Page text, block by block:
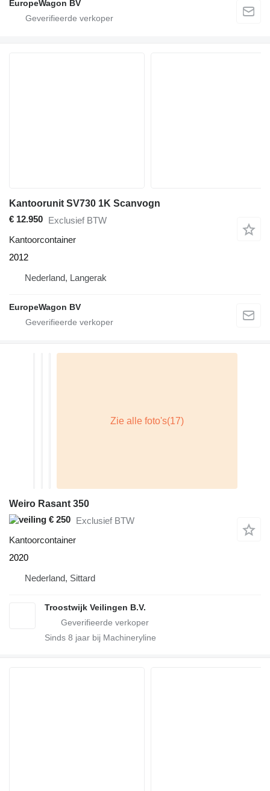
EuropeWagon BV
Kantoorunit SV730 1K Scanvogn
€ 12.950 Exclusief BTW
Kantoorcontainer
2012
Nederland, Langerak
EuropeWagon BV
Weiro Rasant 350
€ 250 Exclusief BTW
Kantoorcontainer
2020
Nederland, Sittard
Troostwijk Veilingen B.V.
Sinds 8 jaar bij Machineryline